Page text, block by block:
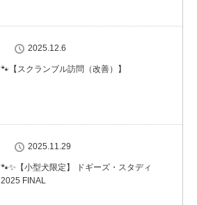
2025.12.6
🐾【スクランブル訪問（改善）】
2025.11.29
🐾✨【小型犬限定】 ドギーズ・スタディ
2025 FINAL